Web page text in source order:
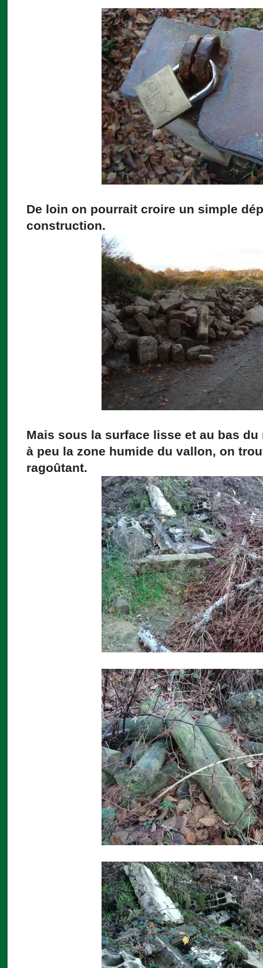
De loin on pourrait croire un simple
construction.
Mais sous la surface lisse et au bas
à peu la zone humide du vallon, on
ragoûtant.